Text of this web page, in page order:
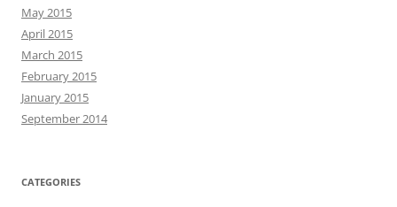
May 2015
April 2015
March 2015
February 2015
January 2015
September 2014
CATEGORIES